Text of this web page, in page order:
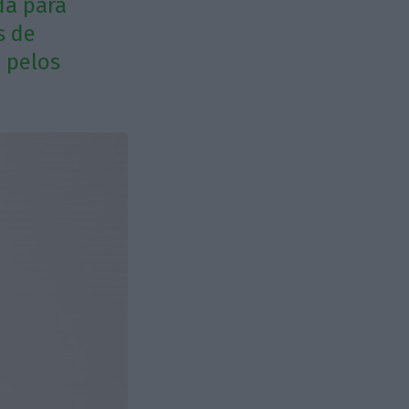
para
de
pelos